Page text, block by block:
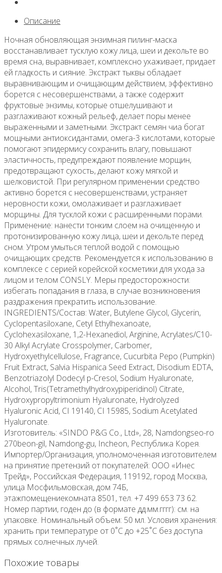
маска
с
экстрактами
тыквы
и
семян
чиа,
50мл,
Consly
Описание
Ночная обновляющая энзимная пилинг-маска
восстанавливает тусклую кожу лица, шеи и декольте во
время сна, выравнивает, комплексно ухаживает, придает
ей гладкость и сияние. Экстракт тыквы обладает
выравнивающим и очищающим действием, эффективно
борется с несовершенствами, а также содержит
фруктовые энзимы, которые отшелушивают и
разглаживают кожный рельеф, делает поры менее
выраженными и заметными. Экстракт семян чиа богат
мощными антиоксидантами, омега-3 кислотами, которые
помогают эпидермису сохранить влагу, повышают
эластичность, предупреждают появление морщин,
предотвращают сухость, делают кожу мягкой и
шелковистой. При регулярном применении средство
активно борется с несовершенствами, устраняет
неровности кожи, омолаживает и разглаживает
морщины. Для тусклой кожи с расширенными порами.
Применение: нанести тонким слоем на очищенную и
протонизированную кожу лица, шеи и декольте перед
сном. Утром умыться теплой водой с помощью
очищающих средств. Рекомендуется к использованию в
комплексе с серией корейской косметики для ухода за
лицом и телом CONSLY. Меры предосторожности:
избегать попадания в глаза, в случае возникновения
раздражения прекратить использование.
INGREDIENTS/Состав: Water, Butylene Glycol, Glycerin,
Cyclopentasiloxane, Cetyl Ethylhexanoate,
Cyclohexasiloxane, 1,2-Hexanediol, Arginine, Acrylates/C10-
30 Alkyl Acrylate Crosspolymer, Carbomer,
Hydroxyethylcellulose, Fragrance, Cucurbita Pepo (Pumpkin)
Fruit Extract, Salvia Hispanica Seed Extract, Disodium EDTA,
Benzotriazolyl Dodecyl p-Cresol, Sodium Hyaluronate,
Alcohol, Tris(Tetramethylhydroxypiperidinol) Citrate,
Hydroxypropyltrimonium Hyaluronate, Hydrolyzed
Hyaluronic Acid, CI 19140, CI 15985, Sodium Acetylated
Hyaluronate.
Изготовитель: «SINDO P&G Co., Ltd», 28, Namdongseo-ro
270beon-gil, Namdong-gu, Incheon, Республика Корея.
Импортер/Организация, уполномоченная изготовителем
на принятие претензий от покупателей: ООО «Инес
Трейд», Российская Федерация, 119192, город Москва,
улица Мосфильмовская, дом 74Б,
этажпомещениекомната 8501, тел. +7 499 653 73 62.
Номер партии, годен до (в формате дд.мм.гггг): см. на
упаковке. Номинальный объем: 50 мл. Условия хранения:
хранить при температуре от 0˚С до +25˚С без доступа
прямых солнечных лучей.
Похожие товары